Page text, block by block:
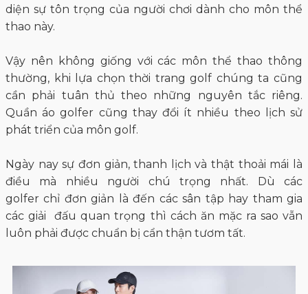
diện sự tôn trọng của người chơi dành cho môn thể
thao này.
Vậy nên không giống với các môn thể thao thông
thường, khi lựa chọn thời trang golf chúng ta cũng
cần phải tuân thủ theo những nguyên tắc riêng.
Quần áo golfer cũng thay đổi ít nhiều theo lịch sử
phát triển của môn golf.
Ngày nay sự đơn giản, thanh lịch và thật thoải mái là
điều mà nhiều người chú trọng nhất. Dù các
golfer chỉ đơn giản là đến các sân tập hay tham gia
các giải đấu quan trọng thì cách ăn mặc ra sao vẫn
luôn phải được chuẩn bị cẩn thận tươm tất.